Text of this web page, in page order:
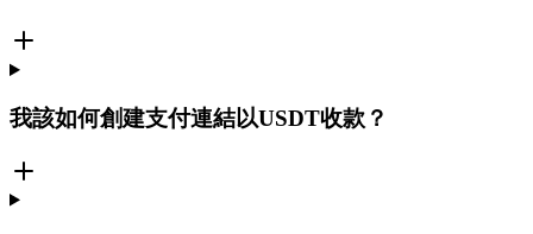
我該如何創建支付連結以USDT收款？